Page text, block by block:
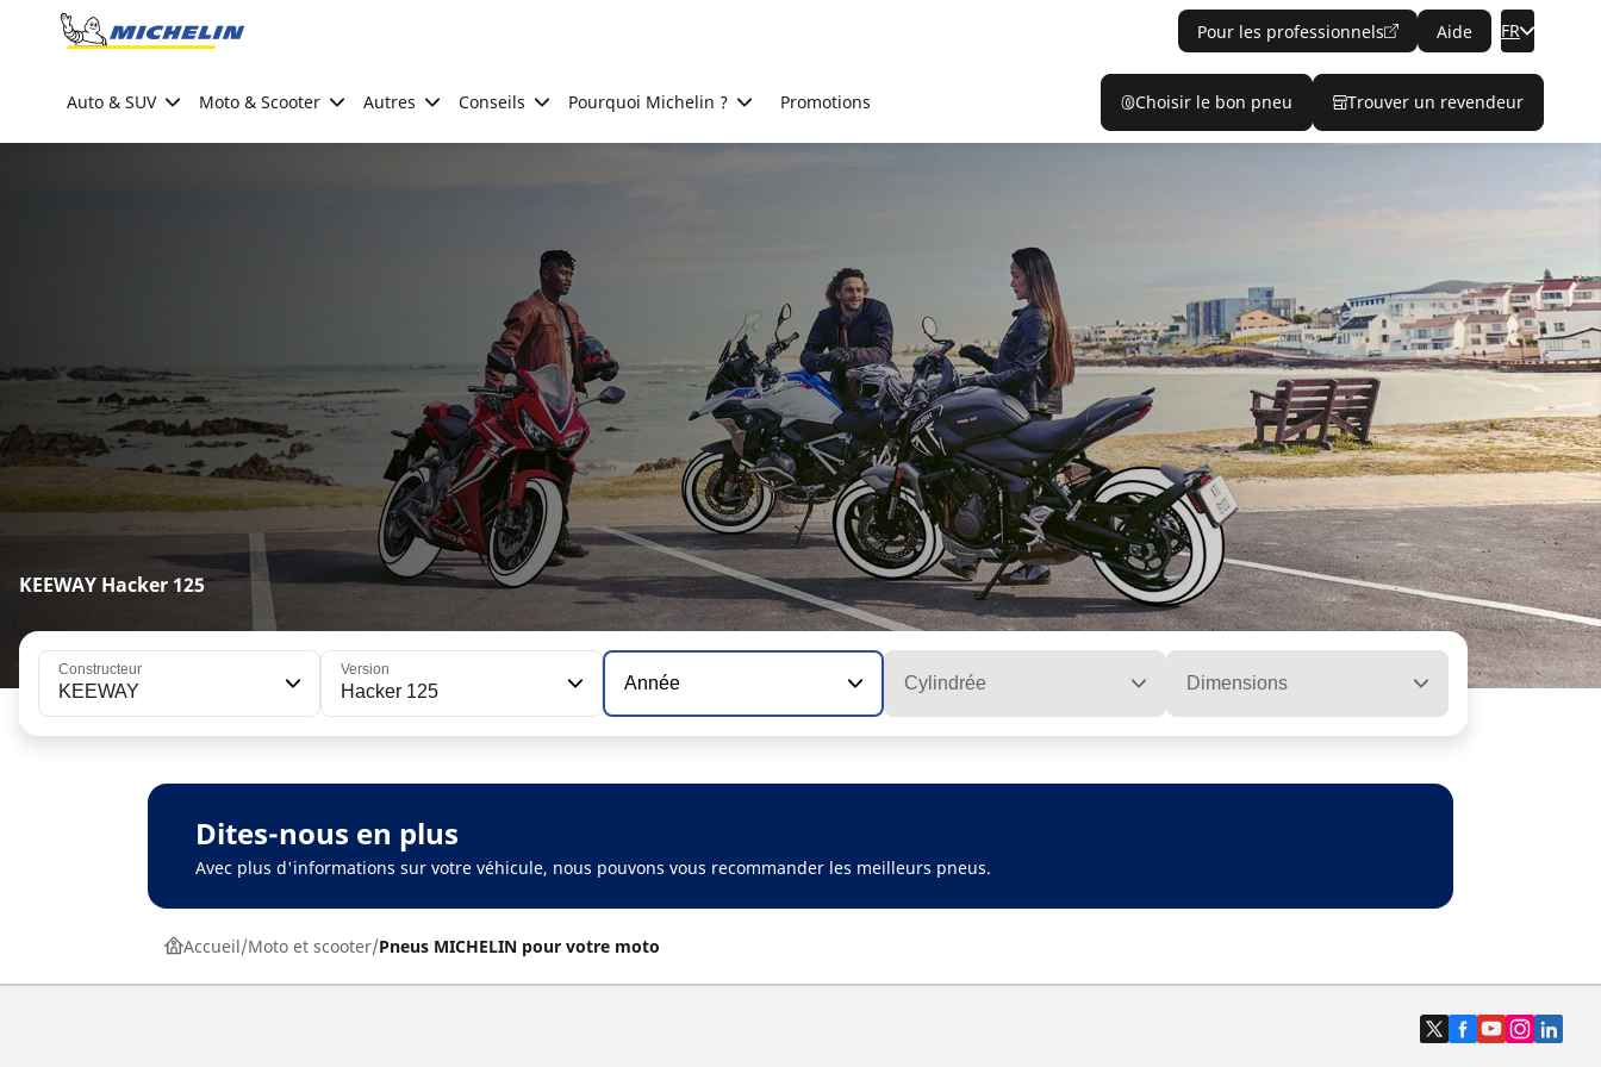
Go to page content
Pour les professionnels Aide FR
Auto & SUV Moto & Scooter Autres Conseils Pourquoi Michelin ? Promotions Choisir le bon pneu Trouver un revendeur
KEEWAY Hacker 125
Constructeur
KEEWAY
Version
Hacker 125 Année Cylindrée Dimensions
Dites-nous en plus
Avec plus d'informations sur votre véhicule, nous pouvons vous recommander les meilleurs pneus.
Accueil Moto et scooter Pneus MICHELIN pour votre moto